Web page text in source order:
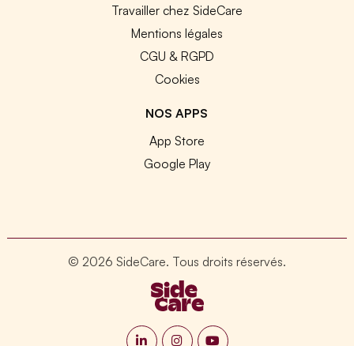
Travailler chez SideCare
Mentions légales
CGU & RGPD
Cookies
NOS APPS
App Store
Google Play
© 2026 SideCare. Tous droits réservés.